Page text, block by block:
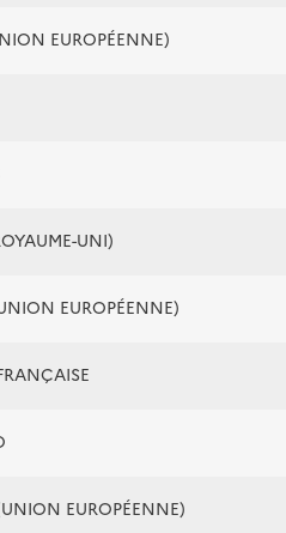
EUROPÉENNE)
UNI)
EUROPÉENNE)
EUROPÉENNE)